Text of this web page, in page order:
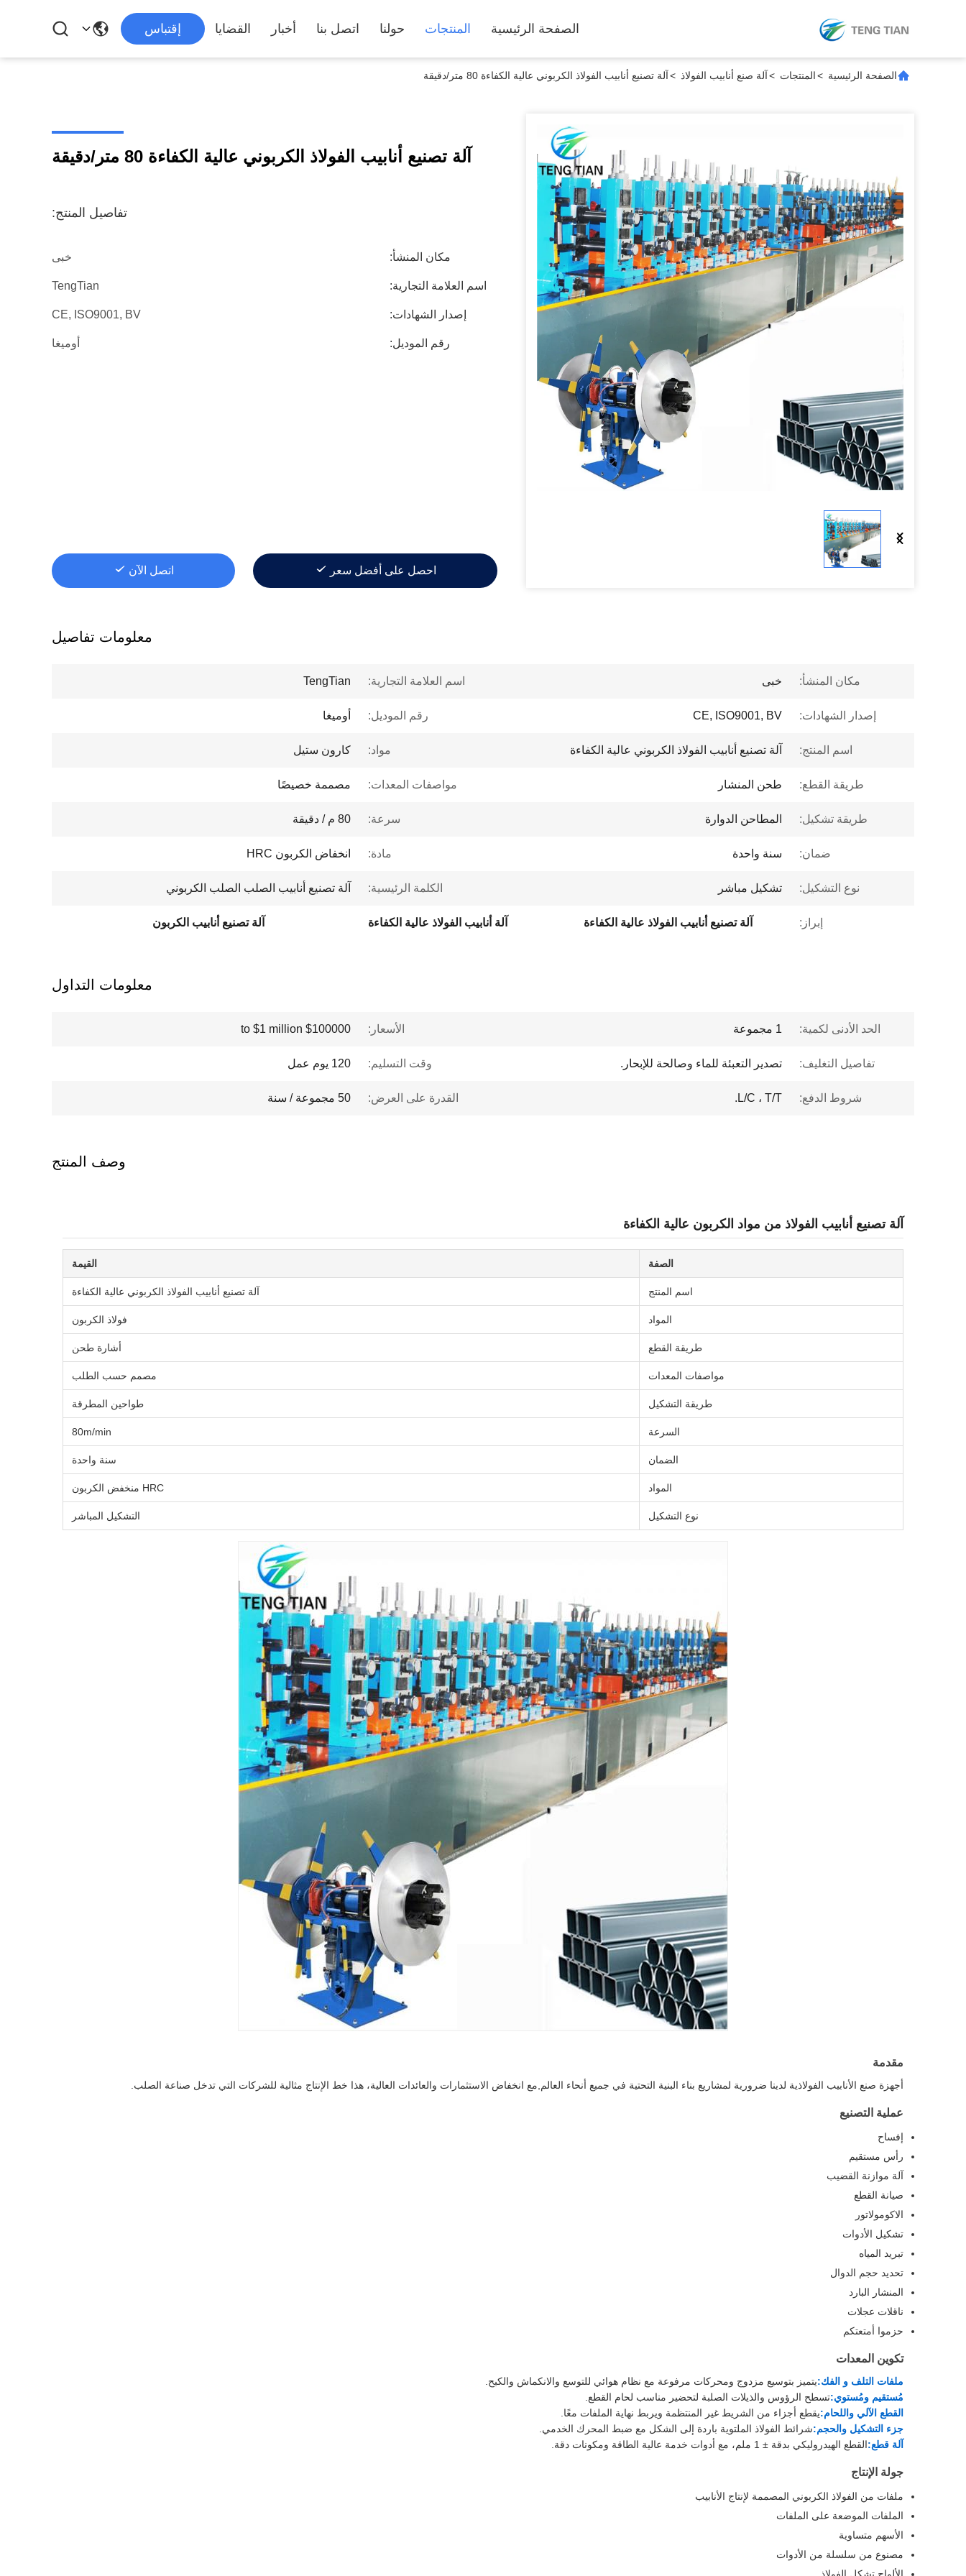
الصفحة الرئيسية المنتجات حولنا اتصل بنا أخبار القضايا إقتباس
الصفحة الرئيسية >المنتجات >آلة صنع أنابيب الفولاذ >آلة تصنيع أنابيب الفولاذ الكربوني عالية الكفاءة 80 متر/دقيقة
آلة تصنيع أنابيب الفولاذ الكربوني عالية الكفاءة 80 متر/دقيقة
تفاصيل المنتج:
مكان المنشأ: خبى
اسم العلامة التجارية: TengTian
إصدار الشهادات: CE, ISO9001, BV
رقم الموديل: أوميغا
احصل على أفضل سعر اتصل الآن
معلومات تفاصيل
مكان المنشأ: خبى اسم العلامة التجارية: TengTian
إصدار الشهادات: CE, ISO9001, BV رقم الموديل: أوميغا
اسم المنتج: آلة تصنيع أنابيب الفولاذ الكربوني عالية الكفاءة مواد: كارون ستيل
طريقة القطع: طحن المنشار مواصفات المعدات: مصممة خصيصًا
طريقة تشكيل: المطاحن الدوارة سرعة: 80 م / دقيقة
ضمان: سنة واحدة مادة: انخفاض الكربون HRC
نوع التشكيل: تشكيل مباشر الكلمة الرئيسية: آلة تصنيع أنابيب الصلب الصلب الكربوني
إبراز: آلة تصنيع أنابيب الفولاذ عالية الكفاءة آلة أنابيب الفولاذ عالية الكفاءة آلة تصنيع أنابيب الكربون
معلومات التداول
الحد الأدنى لكمية: 1 مجموعة الأسعار: $100000 to $1 million
تفاصيل التغليف: تصدير التعبئة للماء وصالحة للإبحار. وقت التسليم: 120 يوم عمل
شروط الدفع: L/C ، T/T. القدرة على العرض: 50 مجموعة / سنة
وصف المنتج
آلة تصنيع أنابيب الفولاذ من مواد الكربون عالية الكفاءة
الصفة القيمة
اسم المنتج آلة تصنيع أنابيب الفولاذ الكربوني عالية الكفاءة
المواد فولاذ الكربون
طريقة القطع أشارة طحن
مواصفات المعدات مصمم حسب الطلب
طريقة التشكيل طواحين المطرقة
السرعة 80m/min
الضمان سنة واحدة
المواد HRC منخفض الكربون
نوع التشكيل التشكيل المباشر
مقدمة
أجهزة صنع الأنابيب الفولاذية لدينا ضرورية لمشاريع بناء البنية التحتية في جميع أنحاء العالم,مع انخفاض الاستثمارات والعائدات العالية، هذا خط الإنتاج مثالية للشركات التي تدخل صناعة الصلب.
عملية التصنيع
إفساح
رأس مستقيم
آلة موازنة القضيب
صيانة القطع
الاكومولاتور
تشكيل الأدوات
تبريد المياه
تحديد حجم الدوال
المنشار البارد
ناقلات عجلات
حزموا أمتعتكم
تكوين المعدات
ملفات التلف و الفك:يتميز بتوسيع مزدوج ومحركات مرفوعة مع نظام هوائي للتوسع والانكماش والكبح.
مُستقيم ومُستوي:تسطح الرؤوس والذيلات الصلبة لتحضير مناسب لحام القطع.
القطع الآلي واللحام:يقطع أجزاء من الشريط غير المنتظمة ويربط نهاية الملفات معًا.
جزء التشكيل والحجم:شرائط الفولاذ الملتوية باردة إلى الشكل مع ضبط المحرك الخدمي.
آلة قطع:القطع الهيدروليكي بدقة ± 1 ملم، مع أدوات خدمة عالية الطاقة ومكونات دقة.
جولة الإنتاج
ملفات من الفولاذ الكربوني المصممة لإنتاج الأنابيب
الملفات الموضعة على الملفات
الأسهم متساوية
مصنوع من سلسلة من الأدوات